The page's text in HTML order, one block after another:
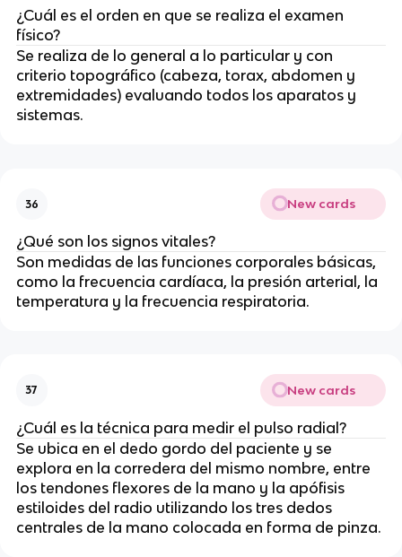
¿Cuál es el orden en que se realiza el examen
físico?
Se realiza de lo general a lo particular y con
criterio topográfico (cabeza, torax, abdomen y
extremidades) evaluando todos los aparatos y
sistemas.
36 New cards
¿Qué son los signos vitales?
Son medidas de las funciones corporales básicas,
como la frecuencia cardíaca, la presión arterial, la
temperatura y la frecuencia respiratoria.
37 New cards
¿Cuál es la técnica para medir el pulso radial?
Se ubica en el dedo gordo del paciente y se
explora en la corredera del mismo nombre, entre
los tendones flexores de la mano y la apófisis
estiloides del radio utilizando los tres dedos
centrales de la mano colocada en forma de pinza.